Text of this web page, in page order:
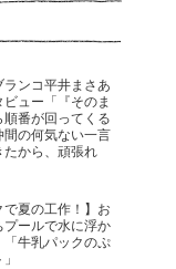
ンコ平井まさあ
ビュー「『そのま
順番が回ってくる
間の何気ない一言
たから、頑張れ
で夏の工作！】お
プールで水に浮か
「牛乳パックのぷ